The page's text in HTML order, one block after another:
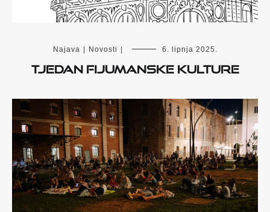
Najava | Novosti | 6. lipnja 2025.
Tjedan fijumanske kulture